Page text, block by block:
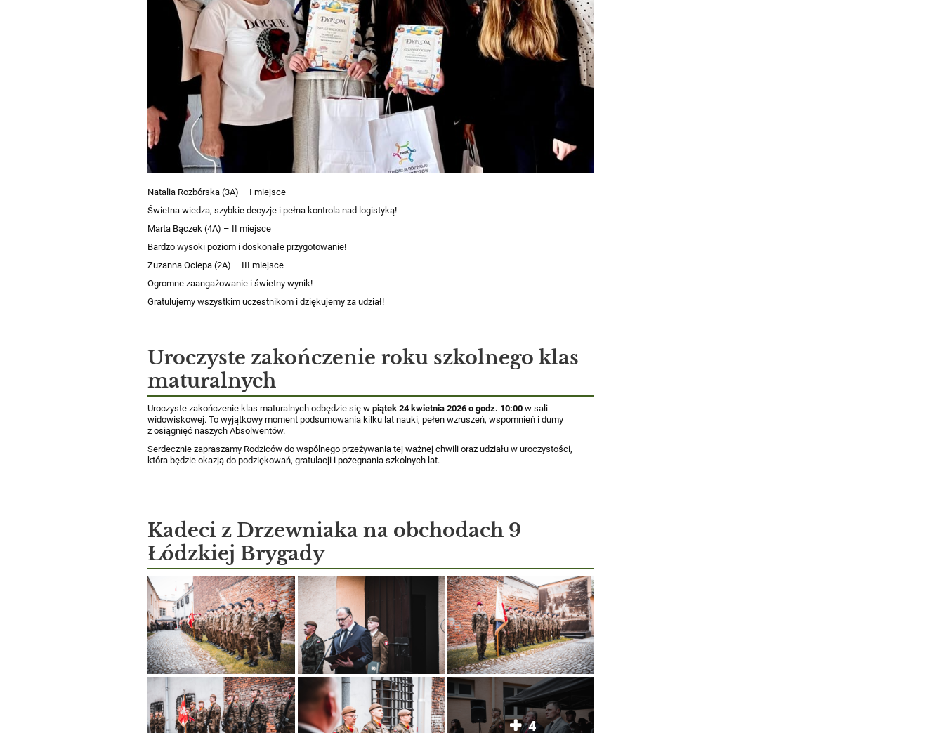
Natalia Rozbórska (3A) – I miejsce
Świetna wiedza, szybkie decyzje i pełna kontrola nad logistyką!
Marta Bączek (4A) – II miejsce
Bardzo wysoki poziom i doskonałe przygotowanie!
Zuzanna Ociepa (2A) – III miejsce
Ogromne zaangażowanie i świetny wynik!
Gratulujemy wszystkim uczestnikom i dziękujemy za udział!
Uroczyste zakończenie roku szkolnego klas
maturalnych
Uroczyste zakończenie klas maturalnych odbędzie się wpiątek 24 kwietnia 2026 o godz. 10:00w sali
widowiskowej. To wyjątkowy moment podsumowania kilku lat nauki, pełen wzruszeń, wspomnień i dumy
z osiągnięć naszych Absolwentów.
Serdecznie zapraszamy Rodziców do wspólnego przeżywania tej ważnej chwili oraz udziału w uroczystości,
która będzie okazją do podziękowań, gratulacji i pożegnania szkolnych lat.
Kadeci z Drzewniaka na obchodach 9
Łódzkiej Brygady
4